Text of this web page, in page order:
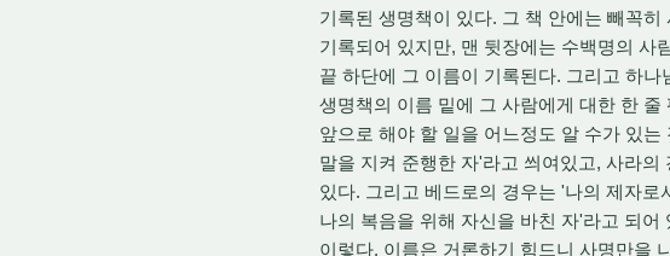
기록된 생명책이 있다. 그 책 안에는 빼꼭
기록되어 있지만, 맨 뒷장에는 수백명의 사
끝 하단에 그 이름이 기록된다. 그리고 하
생명책의 이름 밑에 그 사람에게 대한 한
앞으로 해야 할 일을 어느정도 알 수가 있
말을 지켜 준행한 자'라고 씌여있고, 사라
있다. 그리고 베드로의 경우는 '나의 제자
나의 복음을 위해 자신을 바친 자'라고 되
이렇다. 이름은 거론하기 힘드니 사명만을